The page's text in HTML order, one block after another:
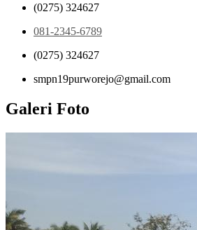
(0275) 324627
081-2345-6789
(0275) 324627
smpn19purworejo@gmail.com
Galeri Foto